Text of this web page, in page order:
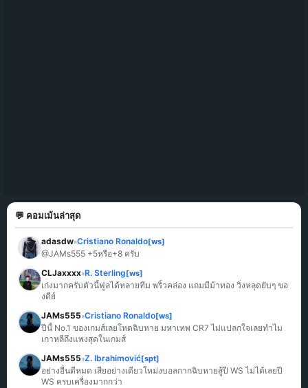
💬 คอมเม้นล่าสุด
adasdw»Cristiano Ronaldo[ws]
@JAMs555 +5หรือ+8 ครับ
CLJaxxxx»R. Sterling[ws]
เก่งมากครับตัวนี้ฟูลได้หลายทีม พริ้วคล่อง แถมมีม้าทอง วิ่งหลุดยับๆ ขอ
งดีย์
JAMs555»Cristiano Ronaldo[ws]
ปีนี้ No.1 ของเกมส์เลยโหดฉิบหาย มหาเทพ CR7 ไม่แปลกใจเลยทำไม
เกาหลีถึงแพงสุดในเกมส์
JAMs555»Z. Ibrahimović[spt]
อย่างอื่นดีหมด เสียอย่างเดียวโหม่งบอลกากฉิบหายสู้ปี WS ไม่ได้เลยปี
WS ครบเครื่องมากกว่า